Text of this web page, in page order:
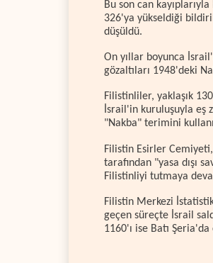
Bu son can
326'ya yükseldiği
düşüldü.
On yıllar boyunca
gözaltıları 1948'deki
Filistinliler, yaklaşık
İsrail'in kuruluşuyla eş
"Nakba" terimini
Filistin Esirler
tarafından "yasa dışı
Filistinliyi tutmaya
Filistin Merkezi
geçen süreçte İsrail
1160'ı ise Batı